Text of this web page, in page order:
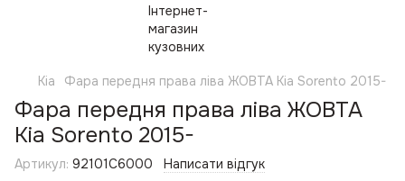
Kia Фара передня права ліва ЖОВТА Kia Sorento 2015-
Фара передня права ліва ЖОВТА
Kia Sorento 2015-
Артикул: 92101C6000 Написати відгук